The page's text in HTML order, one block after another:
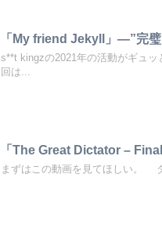
「My friend Jekyll」―”完
s**t kingzの2021年の活動がギュ
回は...
「The Great Dictator –
ま